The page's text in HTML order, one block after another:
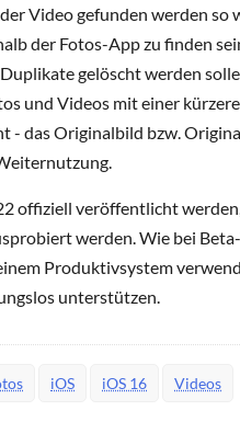
Video gefunden werden so
der Fotos-App zu finden
gelöscht werden
und Videos mit einer
- das Originalbild bzw.
offiziell veröffentlicht
werden. Wie bei
Produktivsystem
unterstützen.
iOS iOS 16 Videos